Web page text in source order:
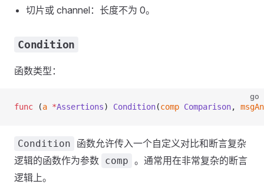
切片或 channel：长度不为 0。
Condition
函数类型：
go
func (a *Assertions) Condition(comp Comparison,
Condition
函数允许传入一个自定义对比和断言复杂
逻辑的函数作为参数 comp 。通常用在非常复杂的断言
逻辑上。